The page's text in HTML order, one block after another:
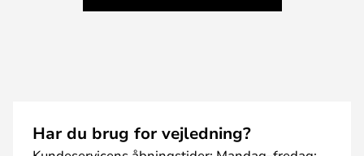
Har du brug for vejledning?